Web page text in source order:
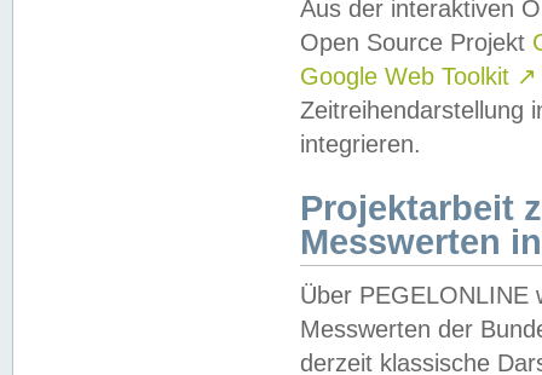
Aus der interaktiven
Open Source Projekt
Google Web Toolkit ↗
Zeitreihendarstellung
integrieren.
Projektarbeit
Messwerten
Über PEGELONLINE
Messwerten der
derzeit klassische